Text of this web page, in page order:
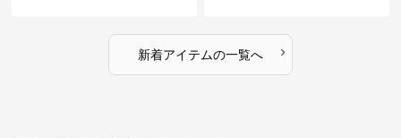
新着アイテムの一覧へ ›